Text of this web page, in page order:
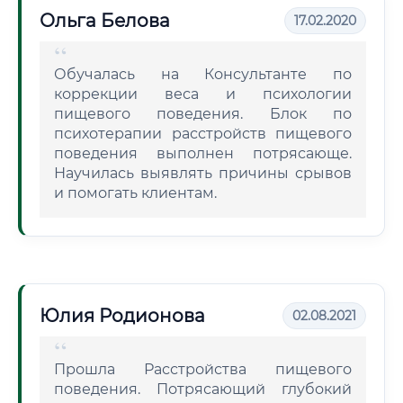
Ольга Белова 17.02.2020
Обучалась на Консультанте по
коррекции веса и психологии
пищевого поведения. Блок по
психотерапии расстройств пищевого
поведения выполнен потрясающе.
Научилась выявлять причины срывов
и помогать клиентам.
Юлия Родионова 02.08.2021
Прошла Расстройства пищевого
поведения. Потрясающий глубокий